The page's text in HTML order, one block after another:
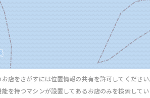
お店をさがすには位置情報の共有を許可してください
能を持つマシンが設置してあるお店のみを検索して